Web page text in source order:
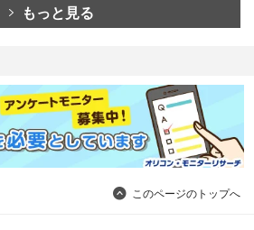
もっと見る
このページのトップへ